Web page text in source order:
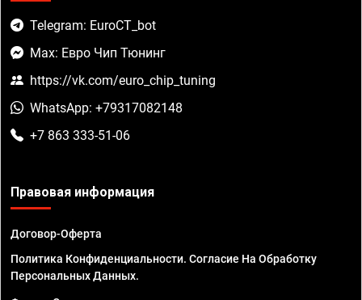
Telegram: EuroCT_bot
Max: Евро Чип Тюнинг
https://vk.com/euro_chip_tuning
WhatsApp: +79317082148
+7 863 333-51-06
Правовая информация
Договор-Оферта
Политика Конфиденциальности. Согласие На Обработку
Персональных Данных.